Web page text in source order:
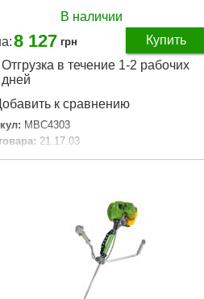
В наличии
8 127 грн
Купить
Отгрузка в течение 1-2 рабочих
дней
к сравнению
MBC4303
21.17.03
21.7 кг
топливного бака, л: 1,2
Подробнее...